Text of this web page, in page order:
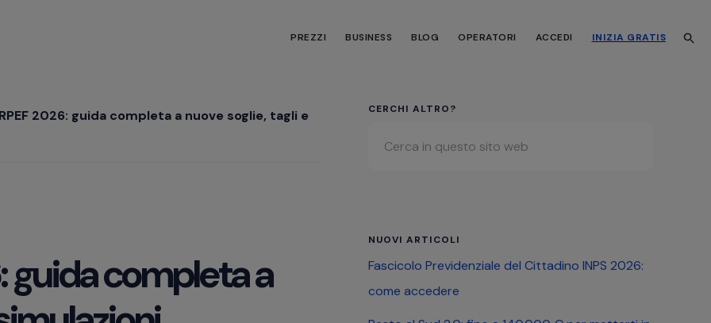
PREZZI BUSINESS BLOG OPERATORI ACCEDI INIZIA GRATIS
2026: guida completa a nuove soglie, tagli e
guida completa a
Barra
laterale
CERCHI ALTRO?
web
NUOVI ARTICOLI
Fascicolo Previdenziale del Cittadino INPS 2026:
come accedere